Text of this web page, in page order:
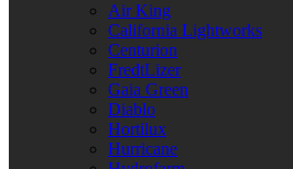
Air King
California Lightworks
Centurion
FredtLizer
Gaia Green
Diablo
Hortilux
Hurricane